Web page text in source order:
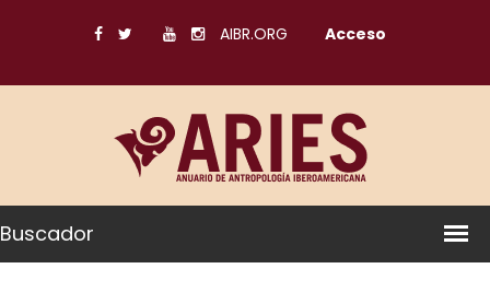
AIBR.ORG Acceso
Buscador